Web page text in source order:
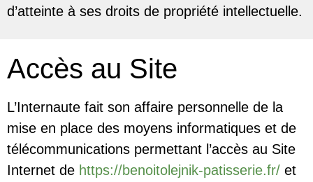
d’atteinte à ses droits de propriété intellectuelle.
Accès au Site
L’Internaute fait son affaire personnelle de la
mise en place des moyens informatiques et de
télécommunications permettant l’accès au Site
Internet de https://benoitolejnik-patisserie.fr/ et